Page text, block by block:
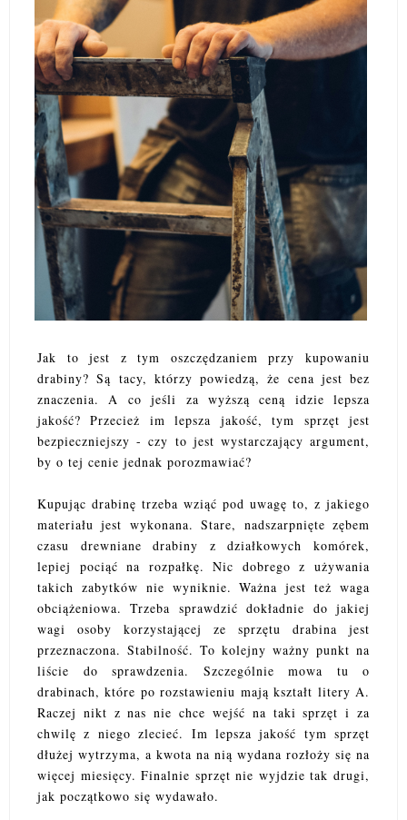
Jak to jest z tym oszczędzaniem przy kupowaniu
drabiny? Są tacy, którzy powiedzą, że cena jest bez
znaczenia. A co jeśli za wyższą ceną idzie lepsza
jakość? Przecież im lepsza jakość, tym sprzęt jest
bezpieczniejszy - czy to jest wystarczający argument,
by o tej cenie jednak porozmawiać?
Kupując drabinę trzeba wziąć pod uwagę to, z jakiego
materiału jest wykonana. Stare, nadszarpnięte zębem
czasu drewniane drabiny z działkowych komórek,
lepiej pociąć na rozpałkę. Nic dobrego z używania
takich zabytków nie wyniknie. Ważna jest też waga
obciążeniowa. Trzeba sprawdzić dokładnie do jakiej
wagi osoby korzystającej ze sprzętu drabina jest
przeznaczona. Stabilność. To kolejny ważny punkt na
liście do sprawdzenia. Szczególnie mowa tu o
drabinach, które po rozstawieniu mają kształt litery A.
Raczej nikt z nas nie chce wejść na taki sprzęt i za
chwilę z niego zlecieć. Im lepsza jakość tym sprzęt
dłużej wytrzyma, a kwota na nią wydana rozłoży się na
więcej miesięcy. Finalnie sprzęt nie wyjdzie tak drugi,
jak początkowo się wydawało.